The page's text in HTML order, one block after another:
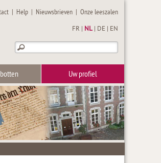
| Help | Nieuwsbrieven |Onze leeszalen
FR NL DE EN
Uw profiel